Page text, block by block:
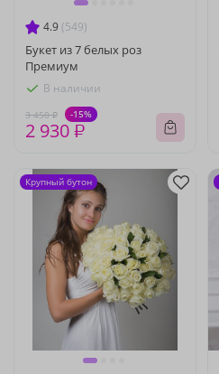
4.9 (549)
Букет из 7 белых роз
Премиум
В наличии
3 450 ₽ -15%
2 930 ₽
Крупный бутон